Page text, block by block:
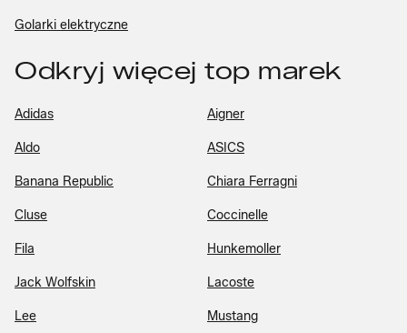
Golarki elektryczne
Odkryj więcej top marek
Adidas Aigner
Aldo ASICS
Banana Republic Chiara Ferragni
Cluse Coccinelle
Fila Hunkemoller
Jack Wolfskin Lacoste
Lee Mustang